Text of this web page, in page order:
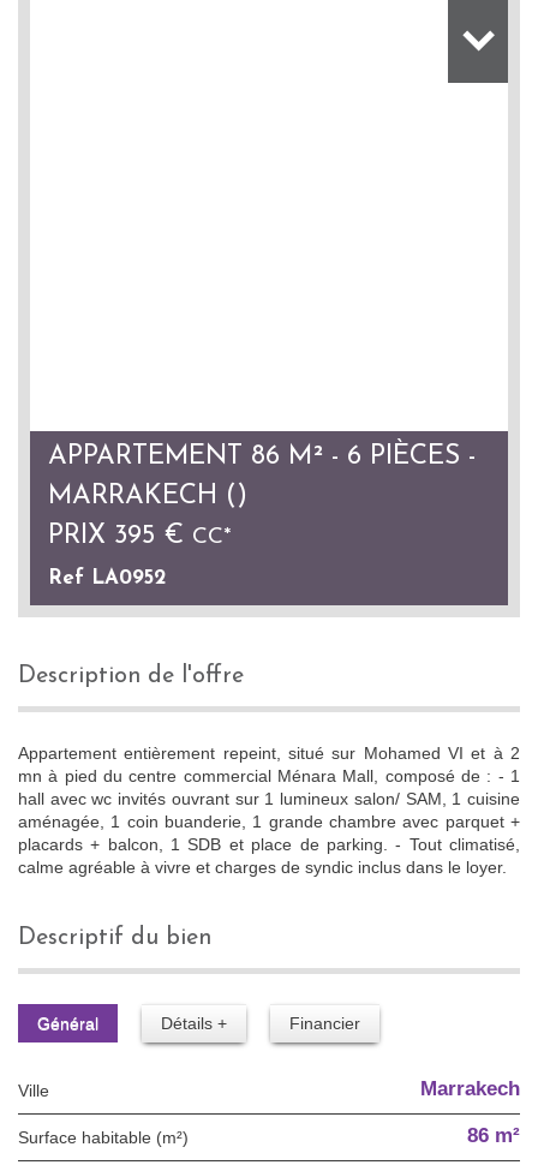
APPARTEMENT 86 M² - 6 PIÈCES -
MARRAKECH ()
PRIX 395 € CC*
Ref LA0952
description de l'offre
Appartement entièrement repeint, situé sur Mohamed VI et à 2
mn à pied du centre commercial Ménara Mall, composé de : - 1
hall avec wc invités ouvrant sur 1 lumineux salon/ SAM, 1 cuisine
aménagée, 1 coin buanderie, 1 grande chambre avec parquet +
placards + balcon, 1 SDB et place de parking. - Tout climatisé,
calme agréable à vivre et charges de syndic inclus dans le loyer.
descriptif du bien
Général Détails + Financier
Ville Marrakech
Surface habitable (m²) 86 m²